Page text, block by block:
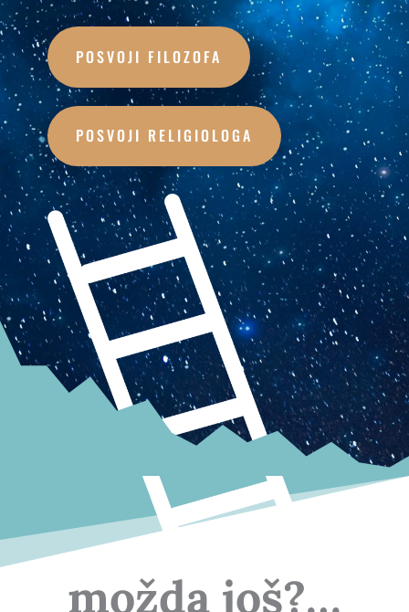
POSVOJI FILOZOFA
POSVOJI RELIGIOLOGA
možda još?…